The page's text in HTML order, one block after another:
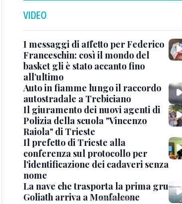
VIDEO
I messaggi di affetto per Federico
Franceschin: così il mondo del
basket gli è stato accanto fino
all’ultimo
Auto in fiamme lungo il raccordo
autostradale a Trebiciano
Il giuramento dei nuovi agenti di
Polizia della scuola "Vincenzo
Raiola" di Trieste
Il prefetto di Trieste alla
conferenza sul protocollo per
l'identificazione dei cadaveri senza
nome
La nave che trasporta la prima gru
Goliath arriva a Monfalcone